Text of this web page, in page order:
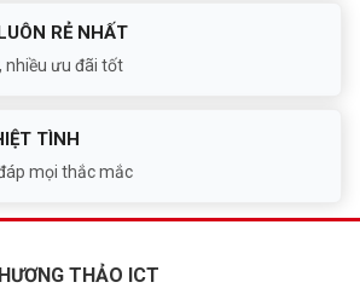
RẺ NHẤT
nhiều ưu đãi tốt
TÌNH
mọi thắc mắc
THẢO ICT